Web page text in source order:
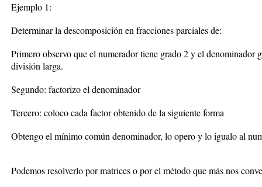
Ejemplo 1:
Determinar la descomposición en fracciones parciales de:
Primero observo que el numerador tiene grado 2 y el denominador
división larga.
Segundo: factorizo el denominador
Tercero: coloco cada factor obtenido de la siguiente forma
Obtengo el mínimo común denominador, lo opero y lo igualo al
Podemos resolverlo por matrices o por el método que más nos